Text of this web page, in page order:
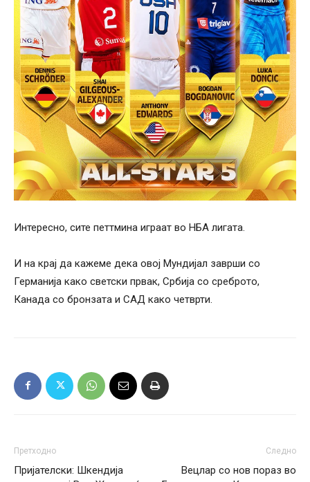
Интересно, сите петтмина играат во НБА лигата.
И на крај да кажеме дека овој Мундијал заврши со
Германија како светски првак, Србија со среброто,
Канада со бронзата и САД како четврти.
Претходно
Пријателски: Шкендија
Следно
Вецлар со нов пораз во